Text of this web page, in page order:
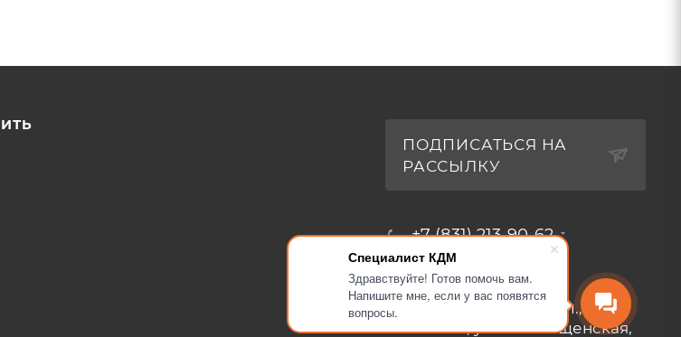
Специалист КДМ
Здравствуйте! Готов помочь вам.
Напишите мне, если у вас появятся
вопросы.
ПОДПИСАТЬСЯ НА
РАССЫЛКУ
+7 (831) 213-90-62
zakaz@kdm-nn.ru
Нижегородская обл., г.
Кстово, ул. Столбищенская,